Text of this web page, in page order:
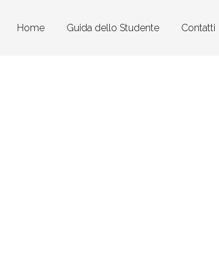
Home Guida dello Studente Contatti